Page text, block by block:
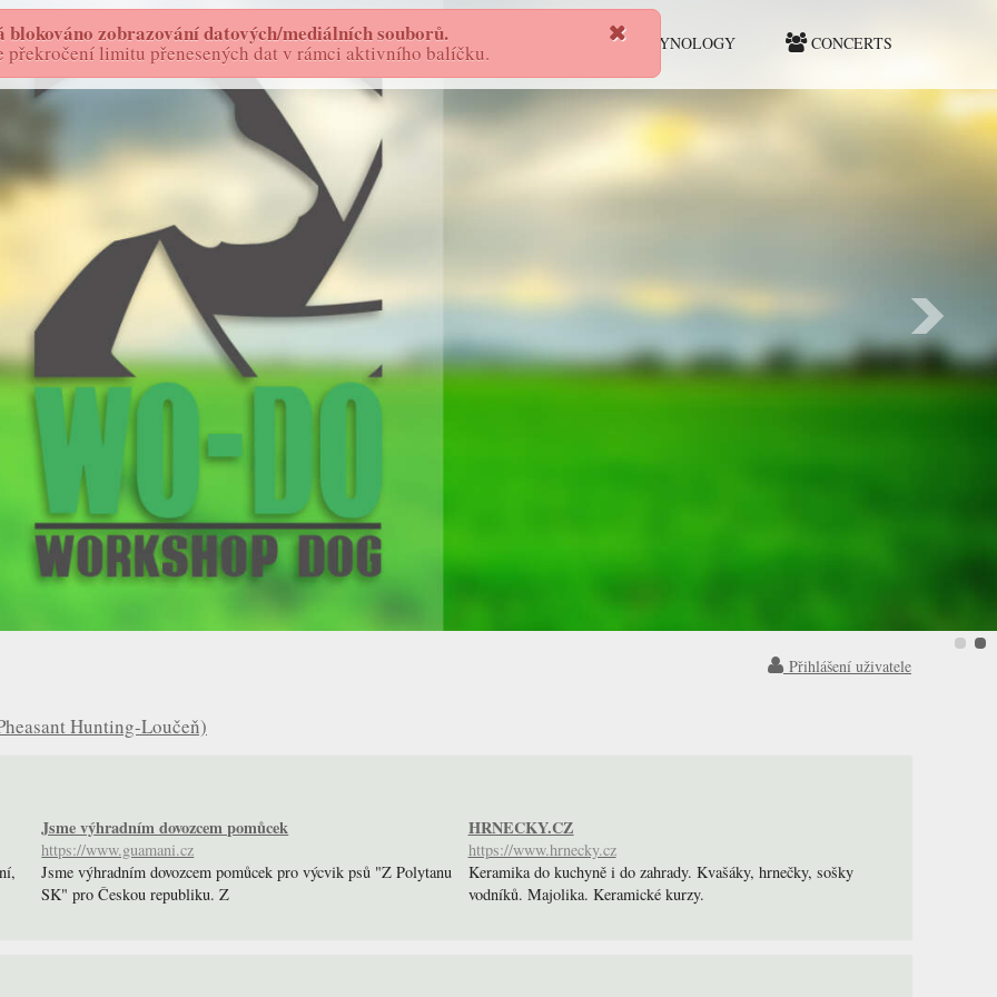
blokováno zobrazování datových/mediálních souborů.
překročení limitu přenesených dat v rámci aktivního balíčku.
FOTOSTORY - AS WO-DO CYNOLOGY CONCERTS
Přihlášení uživatele
Hunting-Loučeň)
Jsme výhradním dovozcem pomůcek
https://www.guamani.cz
Jsme výhradním dovozcem pomůcek pro výcvik psů "Z Polytanu
SK" pro Českou republiku. Z
HRNECKY.CZ
https://www.hrnecky.cz
Keramika do kuchyně i do zahrady. Kvašáky, hrnečky, sošky
vodníků. Majolika. Keramické kurzy.